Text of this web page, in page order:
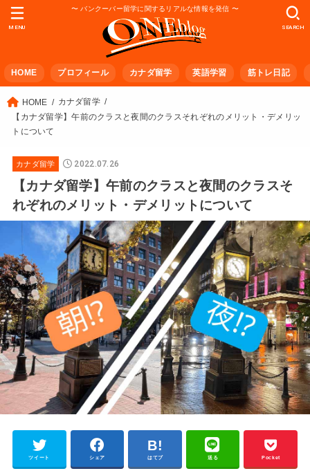
〜 バンクーバー留学に関するリアルな情報を発信 〜
HOME プロフィール カナダ留学 英語学習 筋トレ日記
SEARCH
MENU
HOME
カナダ留学
【カナダ留学】午前のクラスと夜間のクラスそれぞれのメリット・デメリッ
トについて
カナダ留学 2022.07.26
【カナダ留学】午前のクラスと夜間のクラスそ
れぞれのメリット・デメリットについて
ツイート シェア はてブ 送る Pocket